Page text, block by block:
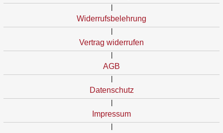
Widerrufsbelehrung
Vertrag widerrufen
AGB
Datenschutz
Impressum